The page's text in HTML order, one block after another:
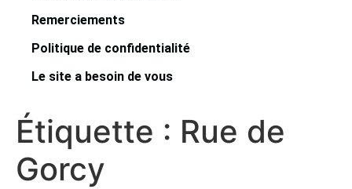
Remerciements
Politique de confidentialité
Le site a besoin de vous
Étiquette : Rue de
Gorcy